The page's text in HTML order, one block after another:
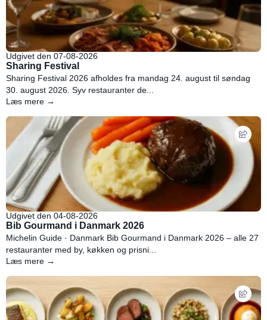
Udgivet den 07-08-2026
Sharing Festival
Sharing Festival 2026 afholdes fra mandag 24. august til søndag
30. august 2026. Syv restauranter de...
Læs mere →
Udgivet den 04-08-2026
Bib Gourmand i Danmark 2026
Michelin Guide · Danmark Bib Gourmand i Danmark 2026 – alle 27
restauranter med by, køkken og prisni...
Læs mere →